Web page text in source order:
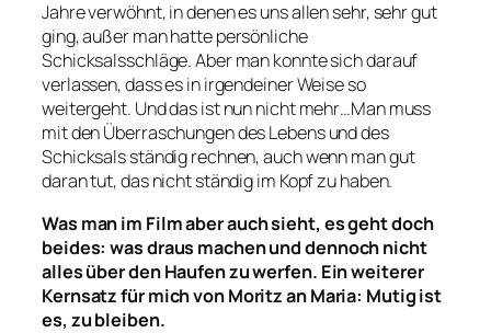
Jahre verwöhnt, in denen es uns allen sehr, sehr gut
ging, außer man hatte persönliche
Schicksalsschläge. Aber man konnte sich darauf
verlassen, dass es in irgendeiner Weise so
weitergeht. Und das ist nun nicht mehr…Man muss
mit den Überraschungen des Lebens und des
Schicksals ständig rechnen, auch wenn man gut
daran tut, das nicht ständig im Kopf zu haben.
Was man im Film aber auch sieht, es geht doch
beides: was draus machen und dennoch nicht
alles über den Haufen zu werfen. Ein weiterer
Kernsatz für mich von Moritz an Maria: Mutig ist
es, zu bleiben.